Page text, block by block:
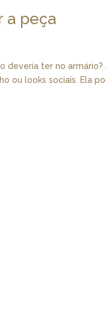
a peça
deveria ter no armário?
ou looks sociais. Ela